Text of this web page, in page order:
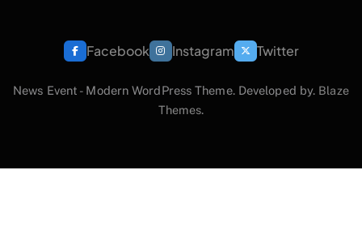
Facebook Instagram Twitter
News Event - Modern WordPress Theme. Developed by. Blaze
Themes.